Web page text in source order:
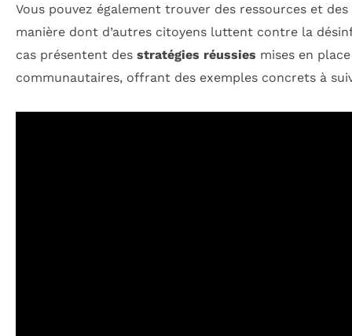
Vous pouvez également trouver des ressources et
manière dont d’autres citoyens luttent contre la
cas présentent des stratégies réussies mises en
communautaires, offrant des exemples concrets à